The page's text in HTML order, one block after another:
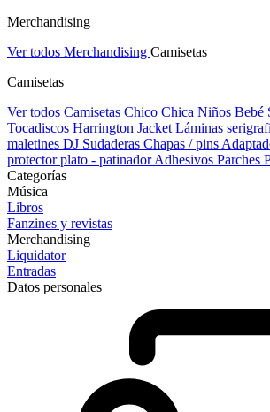
Merchandising
Ver todos Merchandising Camisetas
Camisetas
Ver todos Camisetas Chico Chica Niños Bebé
Tocadiscos Harrington Jacket Láminas
maletines DJ Sudaderas Chapas / pins
protector plato - patinadorAdhesivos Parches
Categorías
Música
Libros
Fanzines y revistas
Merchandising
Liquidator
Entradas
Datos personales